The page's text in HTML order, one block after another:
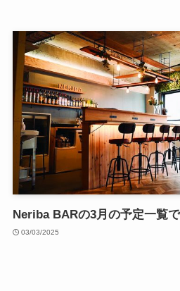
Neriba BARの3月の予定一覧で
03/03/2025